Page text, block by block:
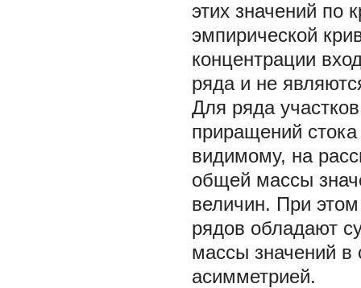
этих значений по
эмпирической
концентрации
ряда и не
Для ряда
приращений
видимому, на
общей массы
величин. При
рядов обладают
массы значений в
асимметрией.